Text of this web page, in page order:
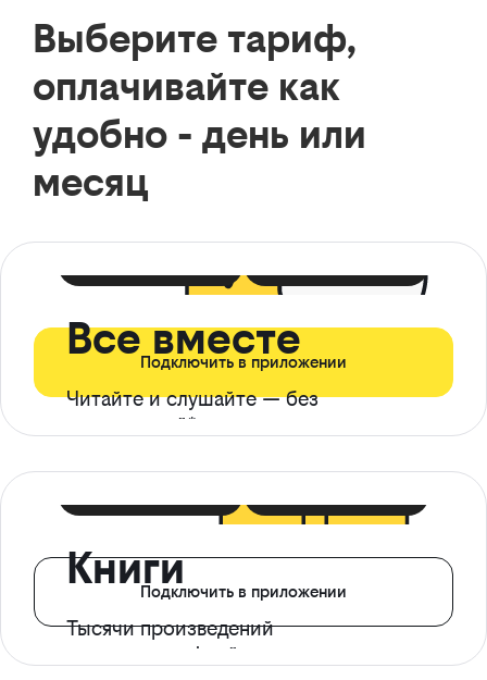
Выберите тариф,
оплачивайте как
удобно - день или
месяц
Все вместе
Читайте и слушайте — без
ограничений*
Подключить в приложении
Книги
Тысячи произведений
с доступом офлайн
Подключить в приложении